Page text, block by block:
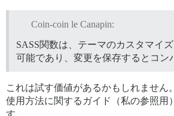
Coin-coin le Canapin:
SASS関数は、テーマのカスタマイ
可能であり、変更を保存するとコン
これは試す価値があるかもしれません
使用方法に関するガイド（私の参照用
す。